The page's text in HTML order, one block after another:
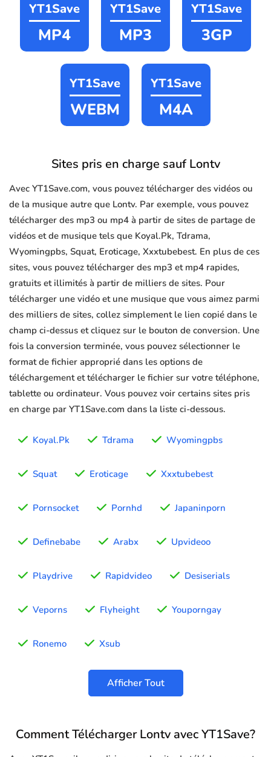
YT1Save
MP4
YT1Save
MP3
YT1Save
3GP
YT1Save
WEBM
YT1Save
M4A
Sites pris en charge sauf Lontv
Avec YT1Save.com, vous pouvez télécharger des vidéos ou
de la musique autre que Lontv. Par exemple, vous pouvez
télécharger des mp3 ou mp4 à partir de sites de partage de
vidéos et de musique tels que Koyal.Pk, Tdrama,
Wyomingpbs, Squat, Eroticage, Xxxtubebest. En plus de ces
sites, vous pouvez télécharger des mp3 et mp4 rapides,
gratuits et illimités à partir de milliers de sites. Pour
télécharger une vidéo et une musique que vous aimez parmi
des milliers de sites, collez simplement le lien copié dans le
champ ci-dessus et cliquez sur le bouton de conversion. Une
fois la conversion terminée, vous pouvez sélectionner le
format de fichier approprié dans les options de
téléchargement et télécharger le fichier sur votre téléphone,
tablette ou ordinateur. Vous pouvez voir certains sites pris
en charge par YT1Save.com dans la liste ci-dessous.
Koyal.Pk Tdrama Wyomingpbs
Squat Eroticage Xxxtubebest
Pornsocket Pornhd Japaninporn
Definebabe Arabx Upvideoo
Playdrive Rapidvideo Desiserials
Veporns Flyheight Youporngay
Ronemo Xsub
Afficher Tout
Comment Télécharger Lontv avec YT1Save?